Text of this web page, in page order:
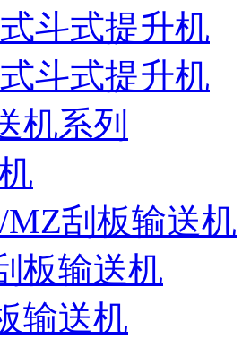
斗式提升机
斗式提升机
机系列
MZ刮板输送机
板输送机
输送机